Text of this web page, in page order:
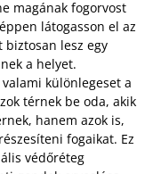
magának fogorvost
látogasson el az
lesz egy
a helyet.
valami különlegeset a
térnek be oda, akik
hanem azok is,
fogaikat. Ez
védőréteg